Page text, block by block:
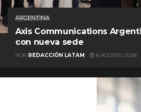
ARGENTINA
Axis Communications
con nueva sede
POR REDACCIÓN LATAM 6 AGOSTO, 2026